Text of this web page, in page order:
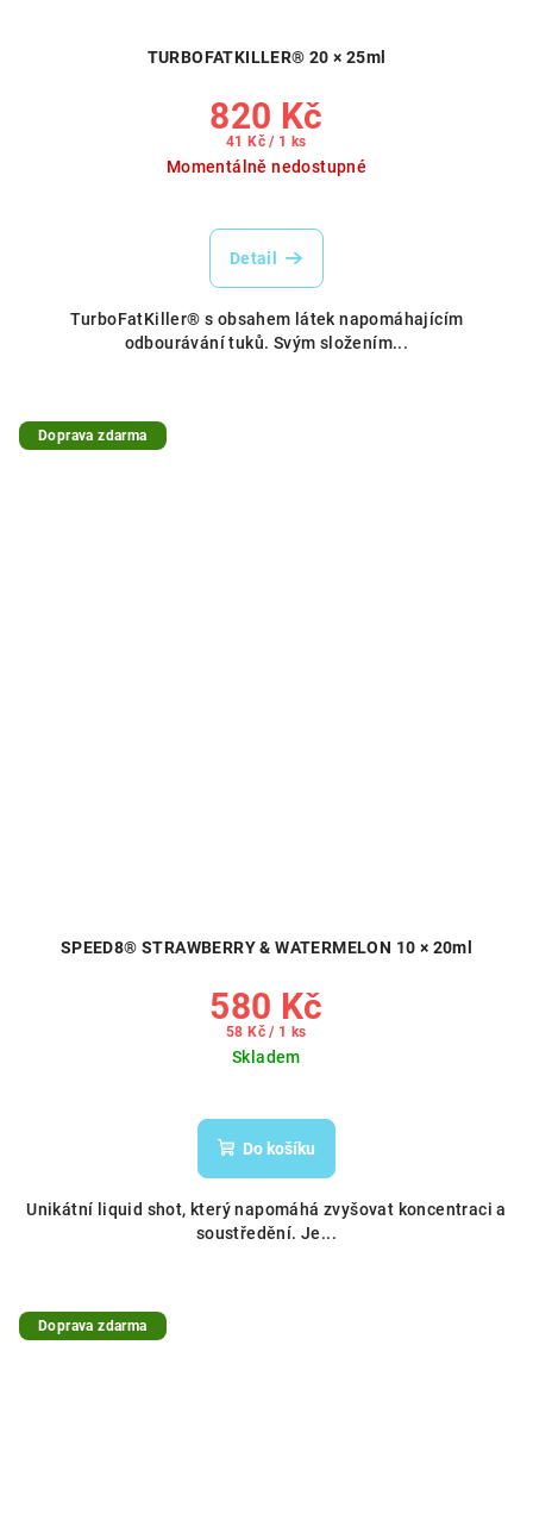
TURBOFATKILLER® 20 × 25ml
820 Kč
Měrná
41 Kč / 1 ks
Momentálně nedostupné
Detail
TurboFatKiller® s obsahem látek napomáhajícím
odbourávání tuků. Svým složením...
Doprava zdarma
SPEED8® STRAWBERRY & WATERMELON 10 × 20ml
580 Kč
Měrná
58 Kč / 1 ks
Skladem
Do košíku
Unikátní liquid shot, který napomáhá zvyšovat koncentraci a
soustředění. Je...
Doprava zdarma